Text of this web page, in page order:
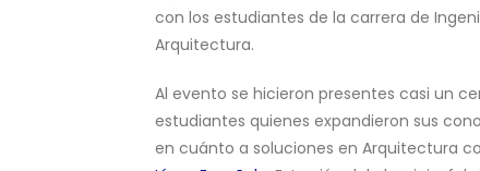
con los estudiantes de la carrera de
Arquitectura.
Al evento se hicieron presentes casi un
estudiantes quienes expandieron sus
en cuánto a soluciones en Arquitectura